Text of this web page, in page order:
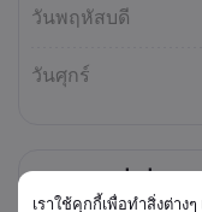
วันพฤหัสบดี
วันศุกร์
ตราสารที่เกี่ยวข้
เราใช้คุกกี้เพื่อทำสิ่งต่า